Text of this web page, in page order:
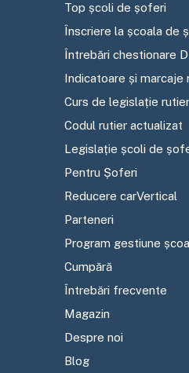
Top școli de șoferi
Înscriere la școala de
Întrebări chestionare
Indicatoare și marcaje
Curs de legislație
Codul rutier actualizat
Legislație școli de
Pentru Șoferi
Reducere carVertical
Parteneri
Program gestiune
Cumpără
Întrebări frecvente
Magazin
Despre noi
Blog